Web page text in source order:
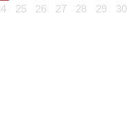
25 26 27 28 29
30